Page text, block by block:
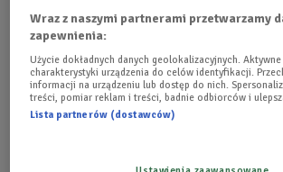
Rzuty karne w meczu Hiszpania - Rosja
Cały świat opanowała piłkarska
inaczej jest na portalu PolskieRadio.pl.
Wraz z naszymi partnerami przetwarzamy
zapewnienia:
Użycie dokładnych danych geolokalizacyjnych.
charakterystyki urządzenia do celów identyfikacji.
informacji na urządzeniu lub dostęp do nich.
treści, pomiar reklam i treści, badnie odbiorców i
Lista partnerów (dostawców)